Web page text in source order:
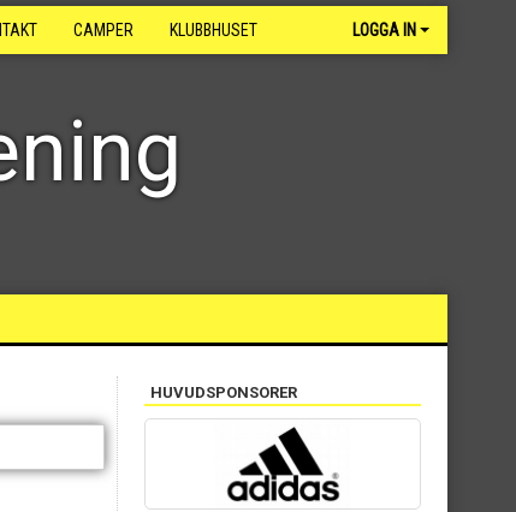
CAMPER KLUBBHUSET LOGGA IN
HUVUDSPONSORER